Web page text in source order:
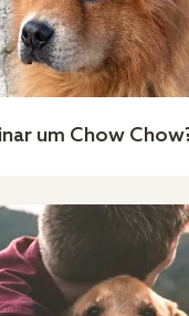
um Chow